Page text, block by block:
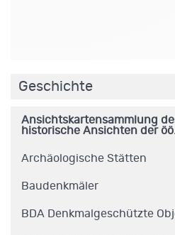
Geschichte
Ansichtskartensammlung
historische Ansichten der
Archäologische Stätten
Baudenkmäler
BDA Denkmalgeschützte